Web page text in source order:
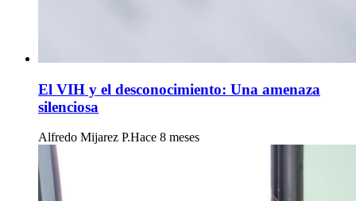
El VIH y el desconocimiento: Una amenaza
silenciosa
Alfredo Mijarez P.Hace 8 meses